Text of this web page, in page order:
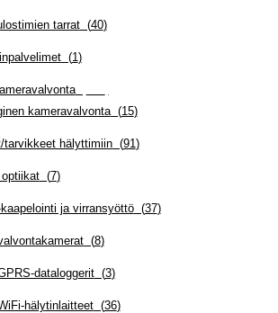
tarrat(40)
(1 )
(
kameravalvonta(15)
tarvikkeet hälyttimiin(91 )
(7)
ja virransyöttö(37)
(8)
dataloggerit(3)
hälytinlaitteet(36)